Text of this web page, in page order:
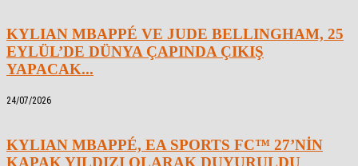
KYLIAN MBAPPÉ VE JUDE BELLINGHAM, 25
EYLÜL’DE DÜNYA ÇAPINDA ÇIKIŞ
YAPACAK...
24/07/2026
KYLIAN MBAPPÉ, EA SPORTS FC™ 27’NİN
KAPAK YILDIZI OLARAK DUYURULDU